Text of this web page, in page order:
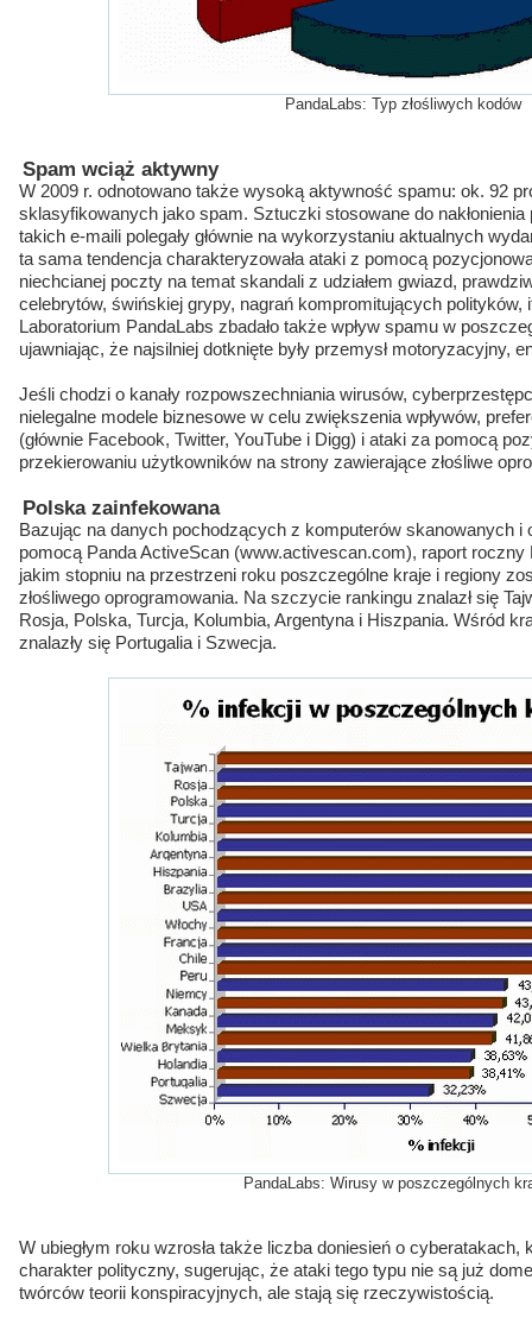
PandaLabs: Typ złośliwych kodów
Spam wciąż aktywny
W 2009 r. odnotowano także wysoką aktywność spamu: ok. 92
sklasyfikowanych jako spam. Sztuczki stosowane do
takich e-maili polegały głównie na wykorzystaniu aktualnych
ta sama tendencja charakteryzowała ataki z pomocą
niechcianej poczty na temat skandali z udziałem gwiazd,
celebrytów, świńskiej grypy, nagrań kompromitujących polityków,
Laboratorium PandaLabs zbadało także wpływ spamu w
ujawniając, że najsilniej dotknięte były przemysł motoryzacyjny,
Jeśli chodzi o kanały rozpowszechniania wirusów,
nielegalne modele biznesowe w celu zwiększenia wpływów,
(głównie Facebook, Twitter, YouTube i Digg) i ataki za pomocą
przekierowaniu użytkowników na strony zawierające złośliwe
Polska zainfekowana
Bazując na danych pochodzących z komputerów skanowanych i
pomocą Panda ActiveScan (www.activescan.com), raport
jakim stopniu na przestrzeni roku poszczególne kraje i regiony
złośliwego oprogramowania. Na szczycie rankingu znalazł się
Rosja, Polska, Turcja, Kolumbia, Argentyna i Hiszpania. Wśród
znalazły się Portugalia i Szwecja.
PandaLabs: Wirusy w poszczególnych
W ubiegłym roku wzrosła także liczba doniesień o cyberatakach,
charakter polityczny, sugerując, że ataki tego typu nie są już
twórców teorii konspiracyjnych, ale stają się rzeczywistością.